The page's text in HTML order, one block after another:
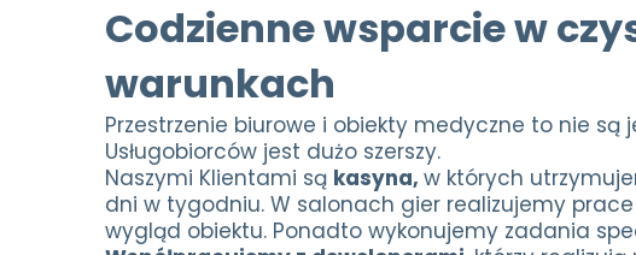
Codzienne wsparcie w
warunkach
Przestrzenie biurowe i obiekty medyczne to nie
Usługobiorców jest dużo szerszy.
Naszymi Klientami są kasyna, w których
dni w tygodniu. W salonach gier realizujemy
wygląd obiektu. Ponadto wykonujemy zadania